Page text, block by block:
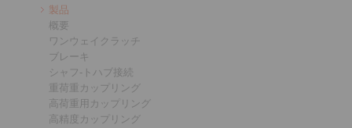
製品
概要
ワンウェイクラッチ
ブレーキ
シャフ-トハブ接続
重荷重カップリング
高荷重用カップリング
高精度カップリング